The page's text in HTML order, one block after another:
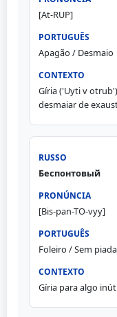
[At-RUP]
Apagão / Desmaio
Gíria ('Uyti v
desmaiar de
Беспонтовый
[Bis-pan-TO-vyy]
Foleiro / Sem piada
Gíria para algo